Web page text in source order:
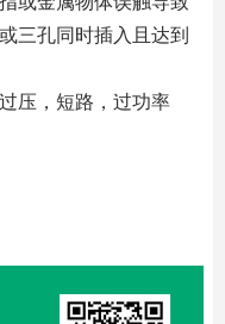
三孔同时插入且达到
压，短路，过功率